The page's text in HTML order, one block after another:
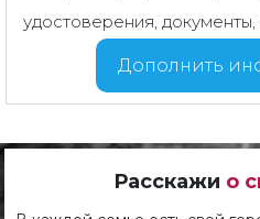
удостоверения,
Дополнить
Расскажи о